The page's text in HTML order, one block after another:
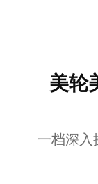
美轮
一档深入